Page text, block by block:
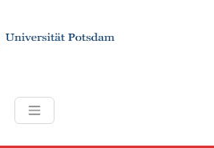
banerji-lab